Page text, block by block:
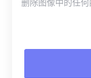
删除图像中的任